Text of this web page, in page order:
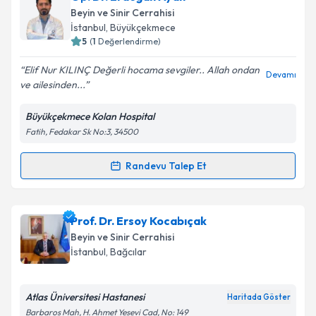
takvimi talebi oluşturun. Size bu uzmandan randevu
almanız için bir takvim hazırlandığında e-posta ile
bilgilendireceğiz.
E-posta Adresiniz
Kişisel verilerimin işlenmesine ilişkin
Metni'ni okudum ve kişisel verilerimin belirtilen
kapsamda işlenmesini kabul ediyorum.
Beyin ve Sinir Cerrahisi
İstanbul, Büyükçekmece
5 (1 Değerlendirme)
Elif Nur KILINÇ Değerli hocama sevgiler.. Allah ondan
ve ailesinden...
Devamı
Büyükçekmece Kolan Hospital
Fatih, Fedakar Sk No:3, 34500
Randevu Talep Et
Randevu Takvimi Talebi
Op. Dr. Erdoğan Ayaniçin randevu takvimi talebi
oluşturun. Size bu uzmandan randevu almanız için bir
takvim hazırlandığında e-posta ile bilgilendireceğiz.
Prof. Dr. Ersoy Kocabıçak
Beyin ve Sinir Cerrahisi
İstanbul, Bağcılar
Atlas Üniversitesi Hastanesi Haritada Göster
Barbaros Mah, H. Ahmet Yesevi Cad, No: 149